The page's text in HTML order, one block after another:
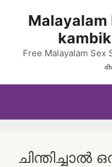
Malayalam
Free Malayalam Sex
ചിന്തിച്ചാൽ